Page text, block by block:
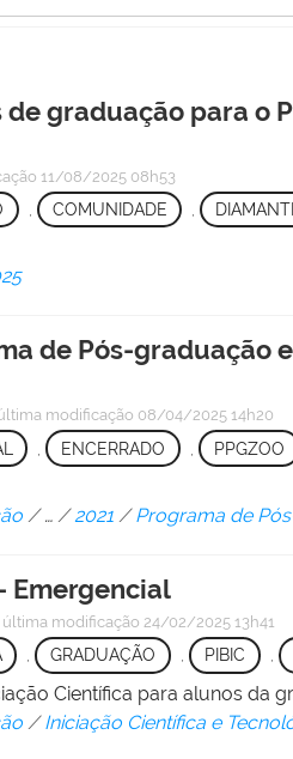
graduação para o
11/08/2025 08h53
COMUNIDADE ,
de Pós-graduação
modificação 08/04/2025 14h20
, ENCERRADO , PPGZOO
/…/2021 /Programa de
Emergencial
última modificação 24/02/2025 13h41
, GRADUAÇÃO , PIBIC ,
Científica para alunos da
/Iniciação Científica e